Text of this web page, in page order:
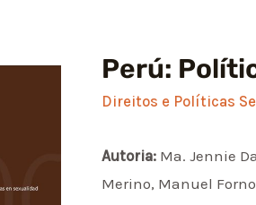
Perú:
Direitos e Políticas
Autoria: Ma. Jennie
Merino, Manuel